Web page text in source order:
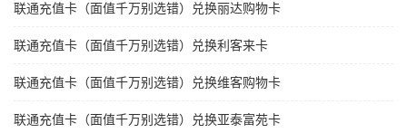
联通充值卡（面值千万别选错）兑换丽达购物卡
联通充值卡（面值千万别选错）兑换利客来卡
联通充值卡（面值千万别选错）兑换维客购物卡
联通充值卡（面值千万别选错）兑换亚泰富苑卡